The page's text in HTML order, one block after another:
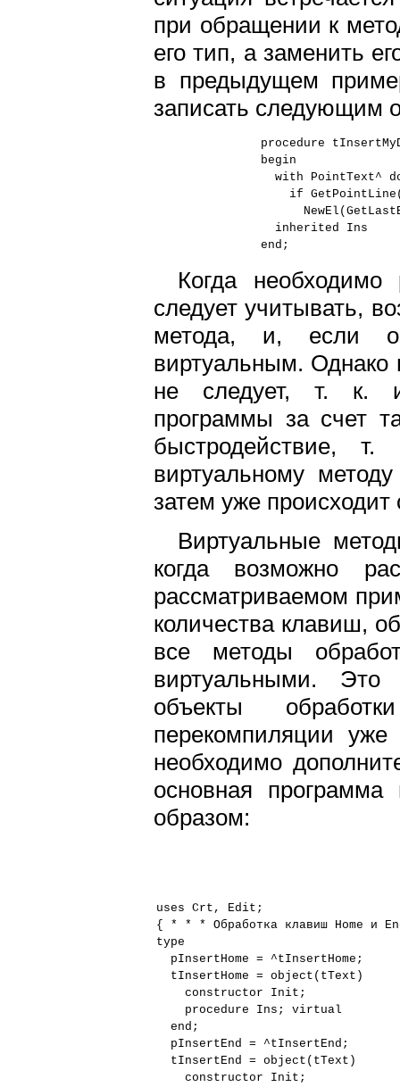
при обращении к
его тип, а заменить
в предыдущем
записать следующим
procedure
begin
with PointText^
if
inherited Ins
end;
Когда
следует учитывать,
метода, и, если
виртуальным. Однако
не следует, т. к.
программы за счет
быстродействие,
виртуальному
затем уже
Виртуальные
когда возможно
рассматриваемом
количества клавиш,
все методы
виртуальными. Это
объекты
перекомпиляции уже
необходимо
основная
образом:
uses Crt, Edit;
{ * * * Обработка клавиш Home и
type
pInsertHome = ^tInsertHome;
tInsertHome = object(tText)
constructor Init;
procedure Ins; virtual
end;
pInsertEnd = ^tInsertEnd;
tInsertEnd = object(tText)
constructor Init;